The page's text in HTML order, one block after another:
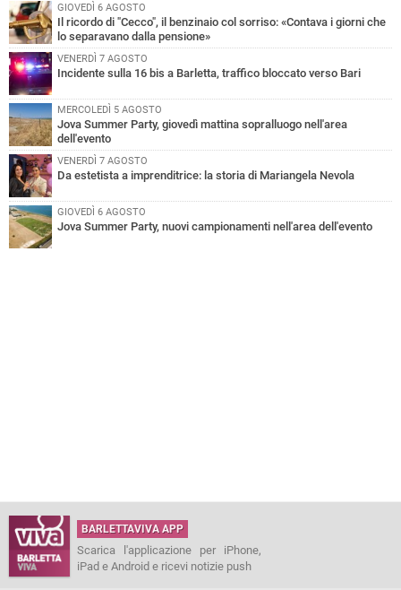
GIOVEDÌ 6 AGOSTO
Il ricordo di "Cecco", il benzinaio col sorriso: «Contava i giorni che
lo separavano dalla pensione»
VENERDÌ 7 AGOSTO
Incidente sulla 16 bis a Barletta, traffico bloccato verso Bari
MERCOLEDÌ 5 AGOSTO
Jova Summer Party, giovedì mattina sopralluogo nell'area
dell'evento
VENERDÌ 7 AGOSTO
Da estetista a imprenditrice: la storia di Mariangela Nevola
GIOVEDÌ 6 AGOSTO
Jova Summer Party, nuovi campionamenti nell'area dell'evento
BARLETTAVIVA APP
Scarica l'applicazione per iPhone,
iPad e Android e ricevi notizie push